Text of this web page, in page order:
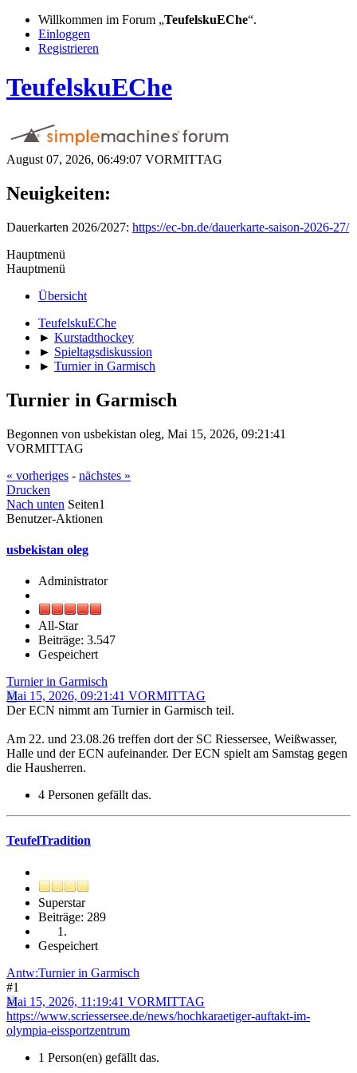
Willkommen im Forum „TeufelskuEChe“.
Einloggen
Registrieren
TeufelskuEChe
August 07, 2026, 06:49:07 VORMITTAG
Neuigkeiten:
Dauerkarten 2026/2027: https://ec-bn.de/dauerkarte-saison-2026-27/
Hauptmenü
Hauptmenü
Übersicht
TeufelskuEChe
► Kurstadthockey
► Spieltagsdiskussion
► Turnier in Garmisch
Turnier in Garmisch
Begonnen von usbekistan oleg, Mai 15, 2026, 09:21:41
VORMITTAG
« vorheriges - nächstes »
Drucken
Nach unten Seiten1
Benutzer-Aktionen
usbekistan oleg
Administrator
All-Star
Beiträge: 3.547
Gespeichert
Turnier in Garmisch
Mai 15, 2026, 09:21:41 VORMITTAG
Der ECN nimmt am Turnier in Garmisch teil.
Am 22. und 23.08.26 treffen dort der SC Riessersee, Weißwasser,
Halle und der ECN aufeinander. Der ECN spielt am Samstag gegen
die Hausherren.
4 Personen gefällt das.
TeufelTradition
Superstar
Beiträge: 289
Gespeichert
Antw:Turnier in Garmisch
#1
Mai 15, 2026, 11:19:41 VORMITTAG
https://www.scriessersee.de/news/hochkaraetiger-auftakt-im-
olympia-eissportzentrum
1 Person(en) gefällt das.